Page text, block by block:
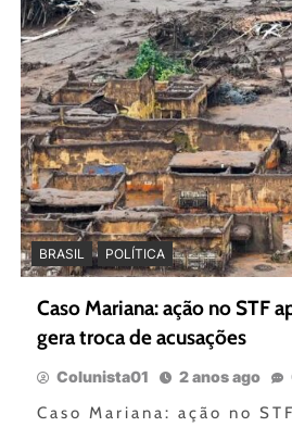
BRASIL POLÍTICA
Caso Mariana: ação no STF
gera troca de acusações
Colunista01 2 anos ago
Caso Mariana: ação no